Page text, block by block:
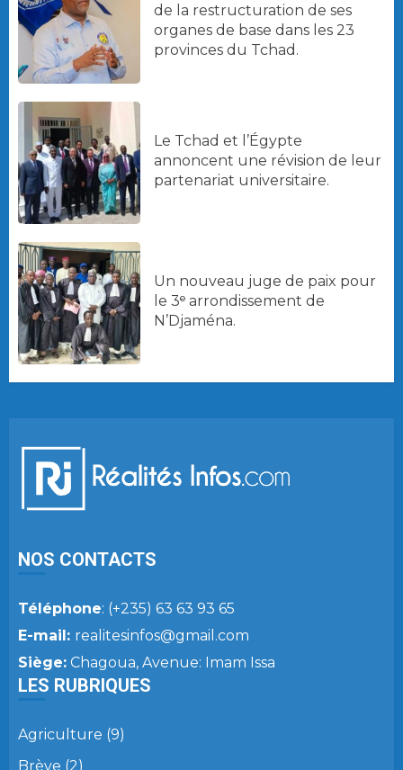
de la restructuration de ses
organes de base dans les 23
provinces du Tchad.
Le Tchad et l’Égypte
annoncent une révision de leur
partenariat universitaire.
Un nouveau juge de paix pour
le 3ᵉ arrondissement de
N’Djaména.
NOS CONTACTS
Téléphone: (+235) 63 63 93 65
E-mail: realitesinfos@gmail.com
Siège: Chagoua, Avenue: Imam Issa
LES RUBRIQUES
Agriculture (9)
Brève (2)